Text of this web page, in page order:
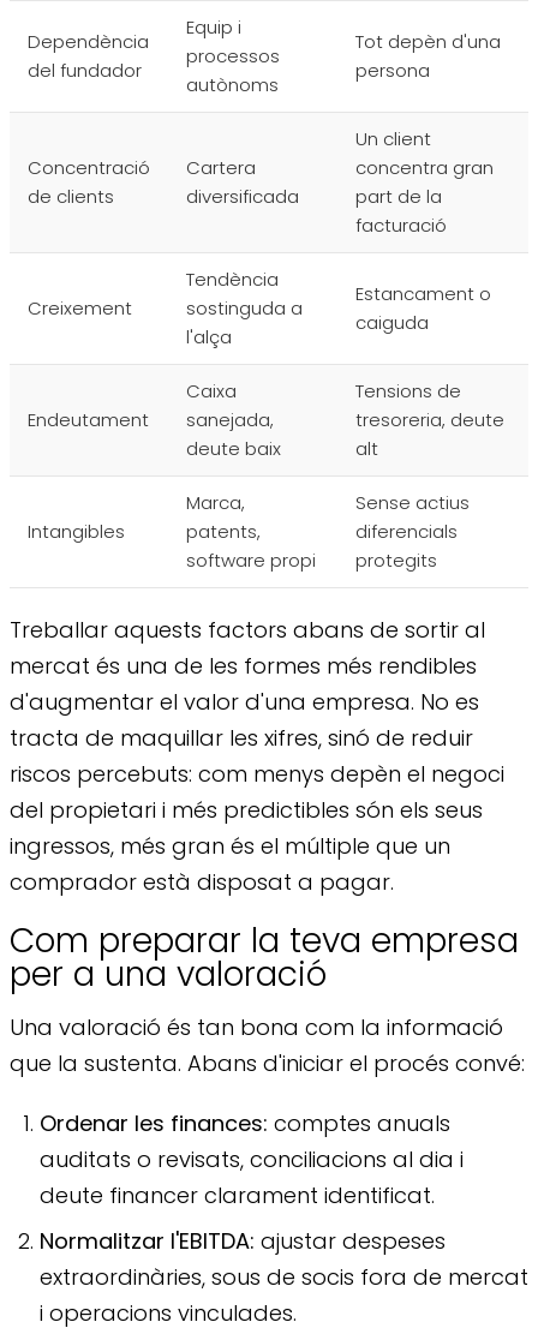
Dependència
del fundador
Equip i
processos
autònoms
Tot depèn d'una
persona
Concentració
de clients
Cartera
diversificada
Un client
concentra gran
part de la
facturació
Creixement
Tendència
sostinguda a
l'alça
Estancament o
caiguda
Endeutament
Caixa
sanejada,
deute baix
Tensions de
tresoreria, deute
alt
Intangibles
Marca,
patents,
software propi
Sense actius
diferencials
protegits
Treballar aquests factors abans de sortir al
mercat és una de les formes més rendibles
d'augmentar el valor d'una empresa. No es
tracta de maquillar les xifres, sinó de reduir
riscos percebuts: com menys depèn el negoci
del propietari i més predictibles són els seus
ingressos, més gran és el múltiple que un
comprador està disposat a pagar.
Com preparar la teva empresa
per a una valoració
Una valoració és tan bona com la informació
que la sustenta. Abans d'iniciar el procés convé:
Ordenar les finances: comptes anuals
auditats o revisats, conciliacions al dia i
deute financer clarament identificat.
Normalitzar l'EBITDA: ajustar despeses
extraordinàries, sous de socis fora de mercat
i operacions vinculades.